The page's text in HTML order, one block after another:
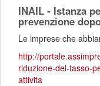
INAIL - Istanza
prevenzione
Le imprese che
http://
riduzione-del-tasso-
attivita